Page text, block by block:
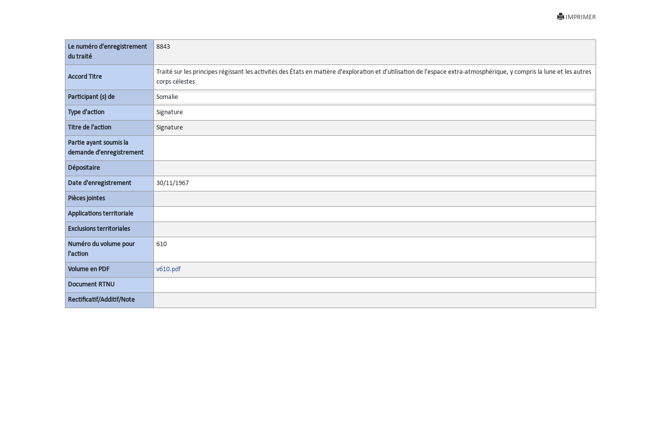
IMPRIMER
Le numéro d'enregistrement
du traité
8843
Accord Titre
Traité sur les principes régissant les activités des États en matière d'exploration et d'utilisation de l'espace extra-atmosphérique, y compris la lune et les autres
corps célestes
Participant (s) de Somalie
Type d'action Signature
Titre de l'action Signature
Partie ayant soumis la
demande d’enregistrement
Dépositaire
Date d'enregistrement 30/11/1967
Pièces jointes
Applications territoriale
Exclusions territoriales
Numéro du volume pour
l'action
610
Volume en PDF v610.pdf
Document RTNU
Rectificatif/Additif/Note